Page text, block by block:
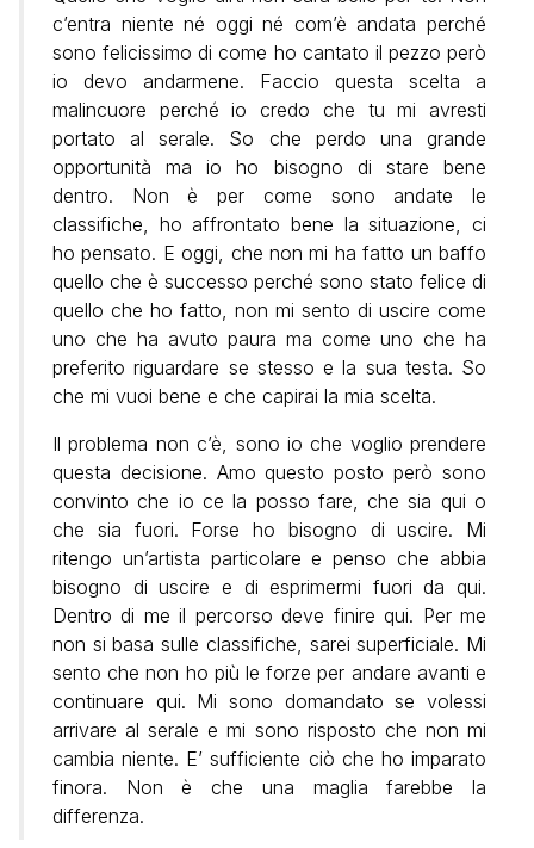
c’entra niente né oggi né com’è andata perché
sono felicissimo di come ho cantato il pezzo però
io devo andarmene. Faccio questa scelta a
malincuore perché io credo che tu mi avresti
portato al serale. So che perdo una grande
opportunità ma io ho bisogno di stare bene
dentro. Non è per come sono andate le
classifiche, ho affrontato bene la situazione, ci
ho pensato. E oggi, che non mi ha fatto un baffo
quello che è successo perché sono stato felice di
quello che ho fatto, non mi sento di uscire come
uno che ha avuto paura ma come uno che ha
preferito riguardare se stesso e la sua testa. So
che mi vuoi bene e che capirai la mia scelta.
Il problema non c’è, sono io che voglio prendere
questa decisione. Amo questo posto però sono
convinto che io ce la posso fare, che sia qui o
che sia fuori. Forse ho bisogno di uscire. Mi
ritengo un’artista particolare e penso che abbia
bisogno di uscire e di esprimermi fuori da qui.
Dentro di me il percorso deve finire qui. Per me
non si basa sulle classifiche, sarei superficiale. Mi
sento che non ho più le forze per andare avanti e
continuare qui. Mi sono domandato se volessi
arrivare al serale e mi sono risposto che non mi
cambia niente. E’ sufficiente ciò che ho imparato
finora. Non è che una maglia farebbe la
differenza.